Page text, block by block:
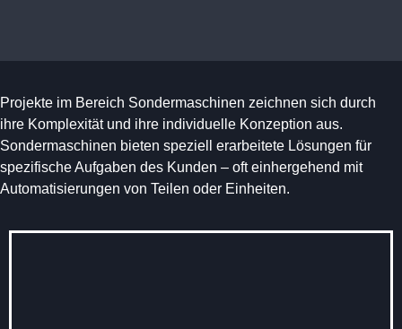
Projekte im Bereich Sondermaschinen zeichnen sich durch
ihre Komplexität und ihre individuelle Konzeption aus.
Sondermaschinen bieten speziell erarbeitete Lösungen für
spezifische Aufgaben des Kunden – oft einhergehend mit
Automatisierungen von Teilen oder Einheiten.